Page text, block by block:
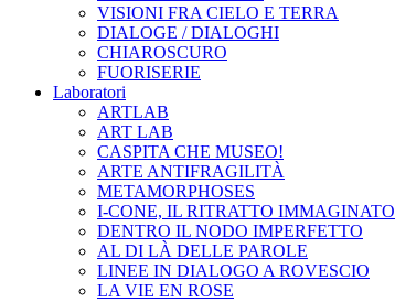
VISIONI FRA CIELO E TERRA
DIALOGE / DIALOGHI
CHIAROSCURO
FUORISERIE
Laboratori
ARTLAB
ART LAB
CASPITA CHE MUSEO!
ARTE ANTIFRAGILITÀ
METAMORPHOSES
I-CONE, IL RITRATTO IMMAGINATO
DENTRO IL NODO IMPERFETTO
AL DI LÀ DELLE PAROLE
LINEE IN DIALOGO A ROVESCIO
LA VIE EN ROSE